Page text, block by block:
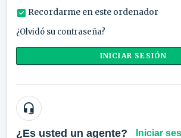
Recordarme en este ordenador
¿Olvidó su contraseña?
INICIAR SESIÓN
¿Es usted un agente? Iniciar